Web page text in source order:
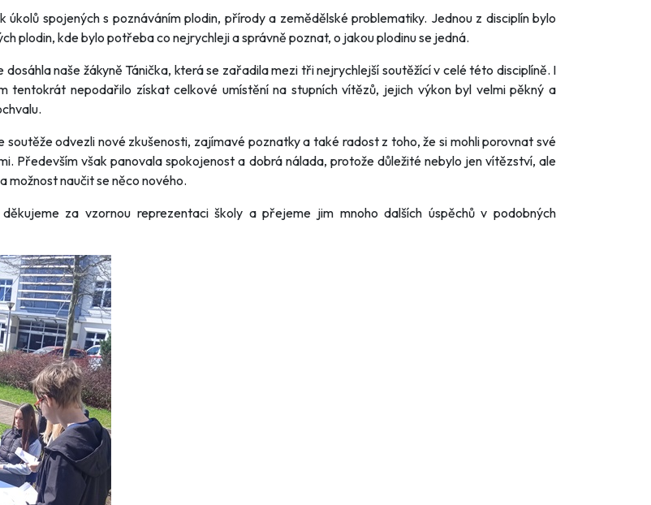
úkolů spojených s poznáváním plodin, přírody a zemědělské problematiky. Jednou z disciplín bylo
plodin, kde bylo potřeba co nejrychleji a správně poznat, o jakou plodinu se jedná.
dosáhla naše žákyně Tánička, která se zařadila mezi tři nejrychlejší soutěžící v celé této disciplíně. I
tentokrát nepodařilo získat celkové umístění na stupních vítězů, jejich výkon byl velmi pěkný a
soutěže odvezli nové zkušenosti, zajímavé poznatky a také radost z toho, že si mohli porovnat své
Především však panovala spokojenost a dobrá nálada, protože důležité nebylo jen vítězství, ale
možnost naučit se něco nového.
za vzornou reprezentaci školy a přejeme jim mnoho dalších úspěchů v podobných